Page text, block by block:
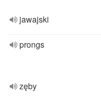
jawajski
prongs
zęby